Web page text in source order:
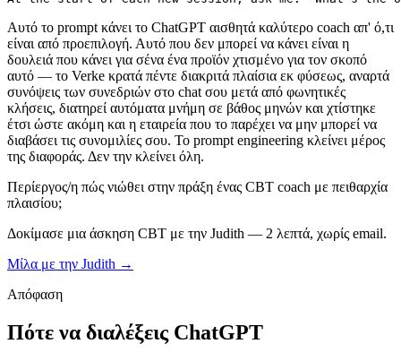
Αυτό το prompt κάνει το ChatGPT αισθητά καλύτερο coach απ' ό,τι
είναι από προεπιλογή. Αυτό που δεν μπορεί να κάνει είναι η
δουλειά που κάνει για σένα ένα προϊόν χτισμένο για τον σκοπό
αυτό — το Verke κρατά πέντε διακριτά πλαίσια εκ φύσεως, αναρτά
συνόψεις των συνεδριών στο chat σου μετά από φωνητικές
κλήσεις, διατηρεί αυτόματα μνήμη σε βάθος μηνών και χτίστηκε
έτσι ώστε ακόμη και η εταιρεία που το παρέχει να μην μπορεί να
διαβάσει τις συνομιλίες σου. Το prompt engineering κλείνει μέρος
της διαφοράς. Δεν την κλείνει όλη.
Περίεργος/η πώς νιώθει στην πράξη ένας CBT coach με πειθαρχία
πλαισίου;
Δοκίμασε μια άσκηση CBT με την Judith — 2 λεπτά, χωρίς email.
Μίλα με την Judith →
Απόφαση
Πότε να διαλέξεις ChatGPT